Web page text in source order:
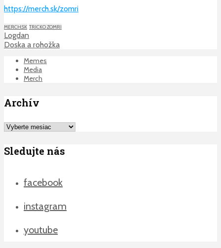
https://merch.sk/zomri
MERCH.SK TRICKO ZOMRI
Logdan
Doska a rohožka
Memes
Media
Merch
Archív
Archív
Sledujte nás
facebook
instagram
youtube